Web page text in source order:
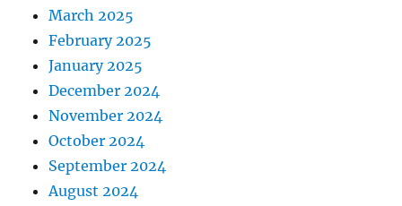
March 2025
February 2025
January 2025
December 2024
November 2024
October 2024
September 2024
August 2024